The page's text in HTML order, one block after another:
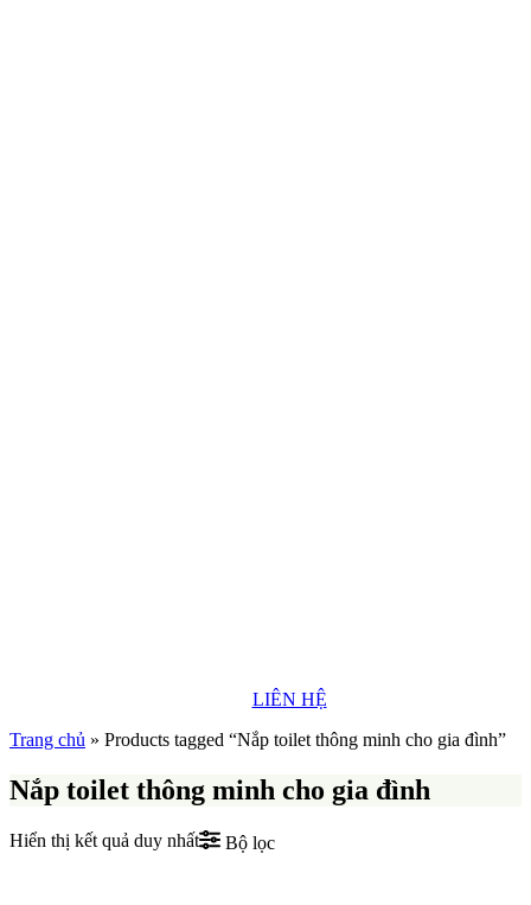
LIÊN HỆ
Trang chủ » Products tagged “Nắp toilet thông minh cho gia đình”
Nắp toilet thông minh cho gia đình
Hiển thị kết quả duy nhất Bộ lọc